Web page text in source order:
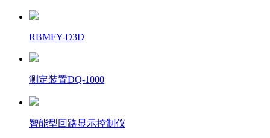
RBMFY-D3D
测定装置DQ-1000
智能型回路显示控制仪